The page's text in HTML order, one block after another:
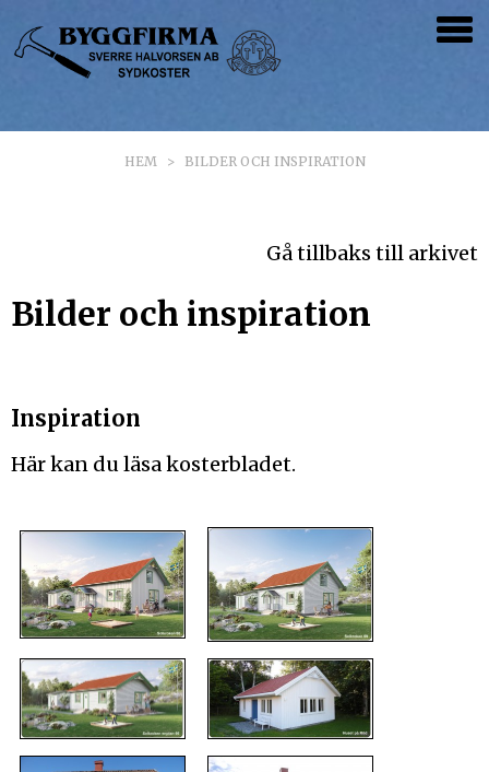
HEM> BILDER OCH INSPIRATION
Gå tillbaks till arkivet
Bilder och inspiration
Inspiration
Här kan du läsa kosterbladet.